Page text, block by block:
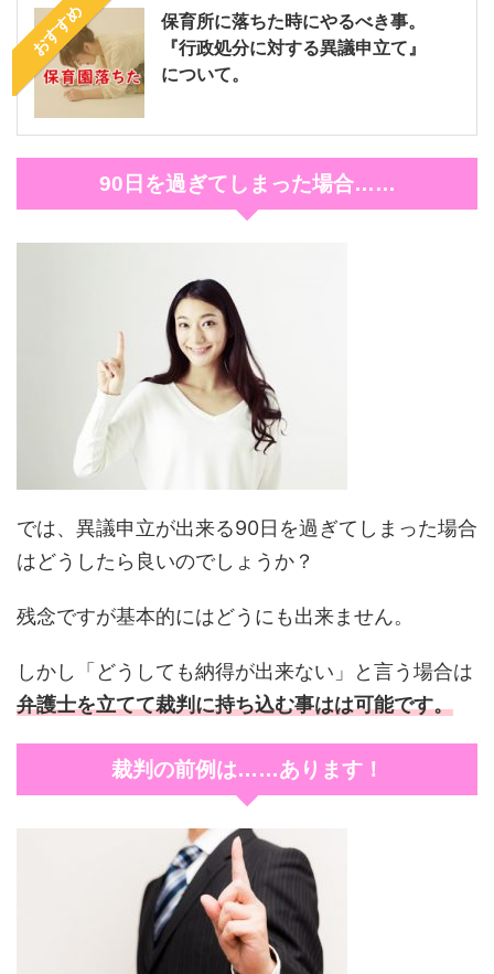
おすすめ
保育所に落ちた時にやるべき事。
『行政処分に対する異議申立て』
について。
90日を過ぎてしまった場合……
では、異議申立が出来る90日を過ぎてしまった場合
はどうしたら良いのでしょうか？
残念ですが基本的にはどうにも出来ません。
しかし「どうしても納得が出来ない」と言う場合は
弁護士を立てて裁判に持ち込む事はは可能です。
裁判の前例は……あります！